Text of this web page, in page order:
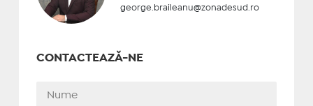
george.braileanu@zonadesud.ro
CONTACTEAZĂ-NE